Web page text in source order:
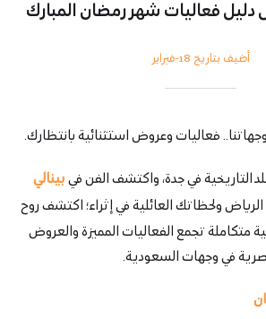
فعاليات شهر رمضان المبارك
أضيف بتاريخ 18-فبراير
فعاليات وعروض استثنائية بانتظارك.
التاريخية في جدة، واكتشف الفن في بينالي
الرياض ولحظاتك العائلية في إثراء؛ اكتشف روح
متكاملة تجمع الفعاليات المميزة والعروض
في وجهات السعودية.